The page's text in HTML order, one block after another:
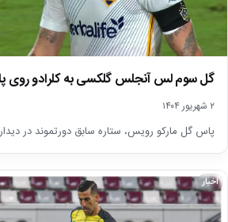
گل سوم لس آنجلس گلکسی به کلرادو
۲ شهریور ۱۴۰۴
پاس گل مارکو رویس، ستاره سابق دورتموند در دیدار
اخبار